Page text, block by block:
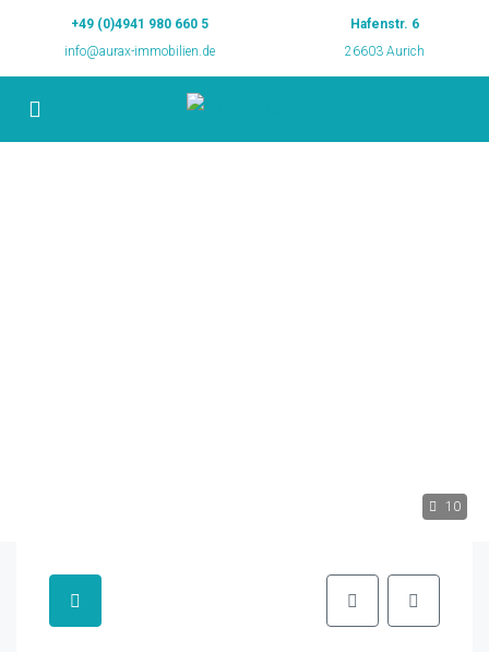
+49 (0)4941 980 660 5
info@aurax-immobilien.de
Hafenstr. 6
26603 Aurich
10